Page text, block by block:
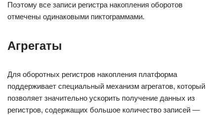
Поэтому все записи регистра накопления оборотов
отмечены одинаковыми пиктограммами.
Агрегаты
Для оборотных регистров накопления платформа
поддерживает специальный механизм агрегатов, который
позволяет значительно ускорить получение данных из
регистров, содержащих большое количество записей —